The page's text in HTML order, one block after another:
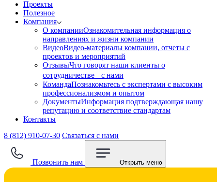
Проекты
Полезное
Компания
О компанииОзнакомительная информация о
направлениях и жизни компании
ВидеоВидео-материалы компании, отчеты с
проектов и мероприятий
ОтзывыЧто говорят наши клиенты о
сотрудничестве с нами
КомандаПознакомьтесь с экспертами с высоким
профессионализмом и опытом
ДокументыИнформация подтверждающая нашу
репутацию и соответствие стандартам
Контакты
8 (812) 910-07-30 Связаться с нами
Позвонить нам Открыть меню